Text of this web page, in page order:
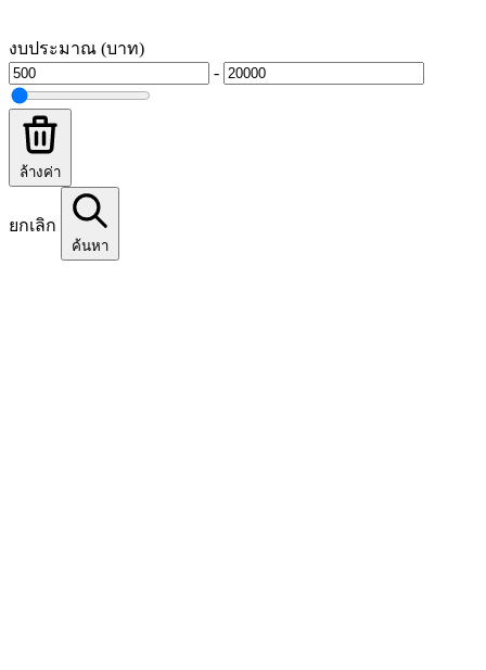
งบประมาณ (บาท)
-
ล้างค่า
ยกเลิก
ค้นหา